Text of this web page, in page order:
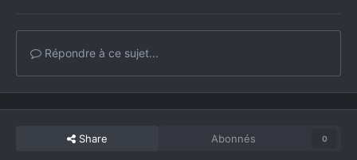
Répondre à ce sujet...
Share Abonnés 0